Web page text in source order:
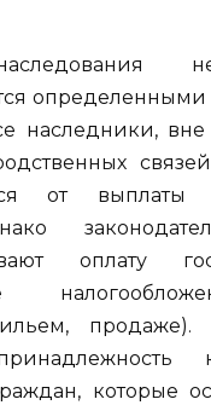
наследники, вне
от выплаты
оплату
продаже).
которые